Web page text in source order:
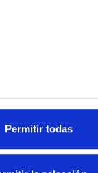
Permitir todas
que imita las
por su
colágeno